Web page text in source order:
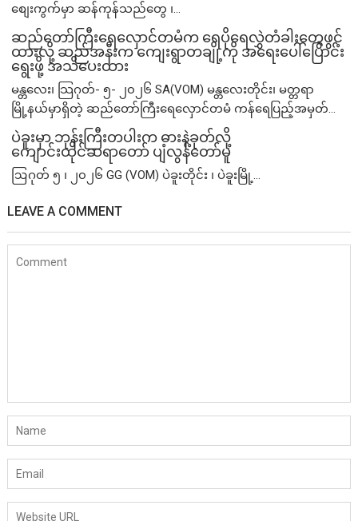
စျေးကွက်မှာ ဆန်ကုန်သည်တွေ ၊...
ဆည်တော်ကြီးရေလှောင်တမံက ရေပိုရေလွှဲတံခါးတွေဖွင့်
ထားလို့ ဆည်အနီးက ကျေးရွာတချို့ကို အရေးပေါ်ပြောင်း
ရွေးဖို့ အသိပေးထား
မန္တလေး၊ သြဂုတ်- ၅- ၂၀၂၆ SA(VOM) မန္တလေးတိုင်း၊ မတ္တရာ
မြို့နယ်မှာရှိတဲ့ ဆည်တော်ကြီးရေလှောင်တမံ ကန်ရေပြည့်အမှတ်...
ပဲခူးမှာ ဘုန်းကြီးတပါးက ဓားနဲ့ခုတ်လို့
ကျောင်းထိုင်ဆရာတော် ပျံလွန်တော်မူ
ဩဂုတ် ၅ ၊ ၂၀၂၆ GG (VOM) ပဲခူးတိုင်း ၊ ပဲခူးမြို့...
LEAVE A COMMENT